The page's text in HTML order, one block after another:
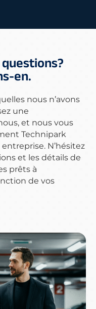
en.
nous n’avons
une
et nous vous
Technipark
N’hésitez
et les détails de
prêts à
de vos